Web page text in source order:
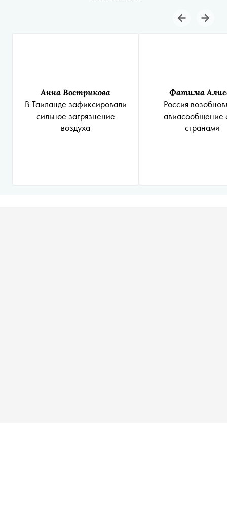
Анна Вострикова
В Таиланде зафиксировали
сильное загрязнение
воздуха
Фатима
Россия
авиасообщение
странами